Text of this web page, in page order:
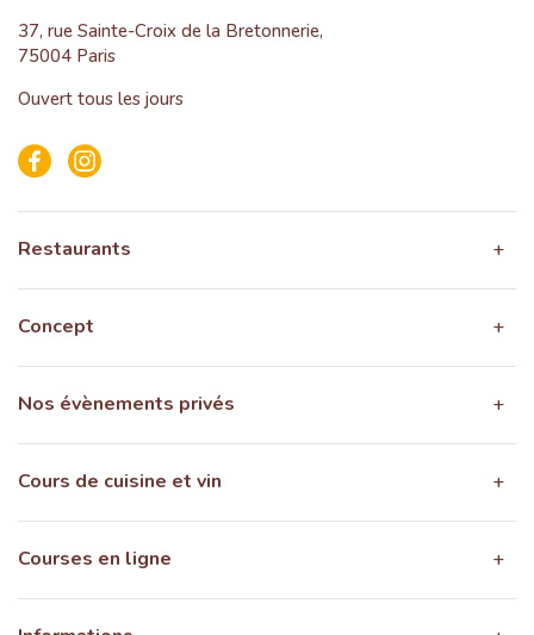
37, rue Sainte-Croix de la Bretonnerie,
75004 Paris
Ouvert tous les jours
FacebookInstagram
Restaurants
Concept
Nos évènements privés
Cours de cuisine et vin
Courses en ligne